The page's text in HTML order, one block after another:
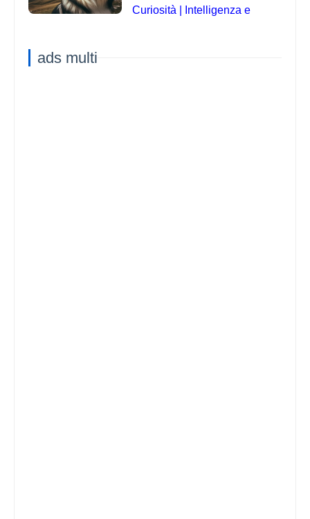
Curiosità | Intelligenza e
ads multi